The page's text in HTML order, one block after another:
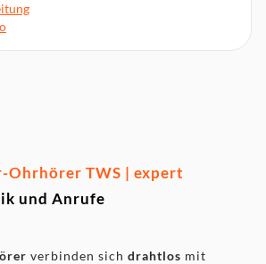
und integriertes Mikrofon für
Anrufmanagement
Ohrhörer TWS | expert
und Anrufe
verbinden sich drahtlos mit